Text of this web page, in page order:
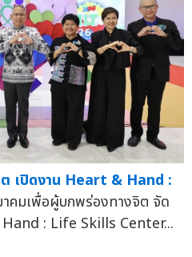
เปิดงาน Heart & Hand :
คมเพื่อผู้บกพร่องทางจิต จัด
: Life Skills Center...